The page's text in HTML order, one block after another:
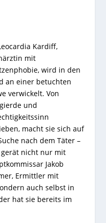
Kardiff,
mit
wird in den
an einer betuchten
verwickelt. Von
und
macht sie sich auf
nach dem Täter –
nicht nur mit
Jakob
Ermittler mit
auch selbst in
hat sie bereits im